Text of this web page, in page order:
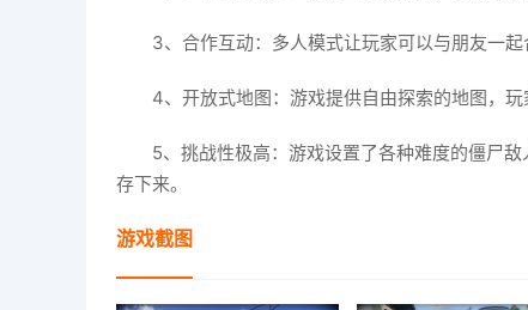
3、合作互动：多人模式让玩家可以与朋友一
4、开放式地图：游戏提供自由探索的地图，
5、挑战性极高：游戏设置了各种难度的僵尸
存下来。
游戏截图